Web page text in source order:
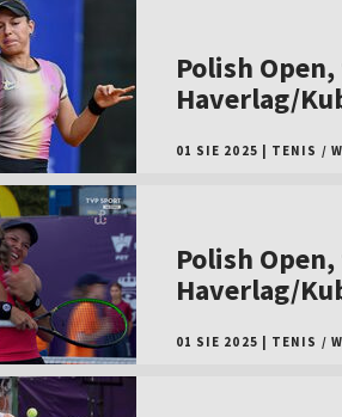
Polish
Haverlag/
01 SIE 2025 TENIS /
Polish
Haverlag/
01 SIE 2025 TENIS /